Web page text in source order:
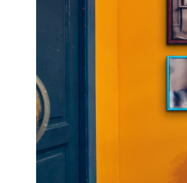
Выберите из списка:
15х20
20х20
20х30
30х30
30х40
А4